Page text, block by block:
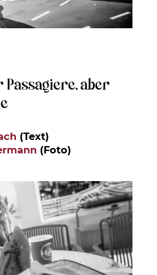
Passagiere, aber
(Text)
(Foto)